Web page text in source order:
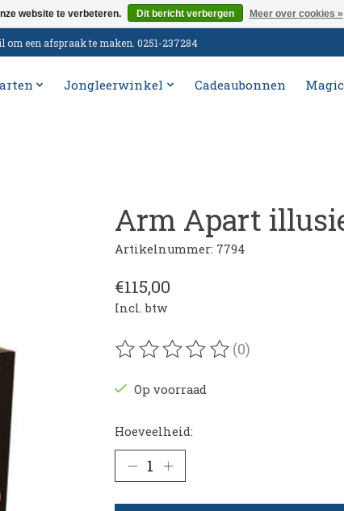
een afspraak te maken. 0251-237284
Jongleerwinkel Cadeaubonnen
Arm Apart
Artikelnummer: 7794
€115,00
Incl. btw
De beoordeling van dit product is
(0)
Op voorraad
Hoeveelheid:
website te verbeteren. Dit bericht verbergen Meer over cookies »